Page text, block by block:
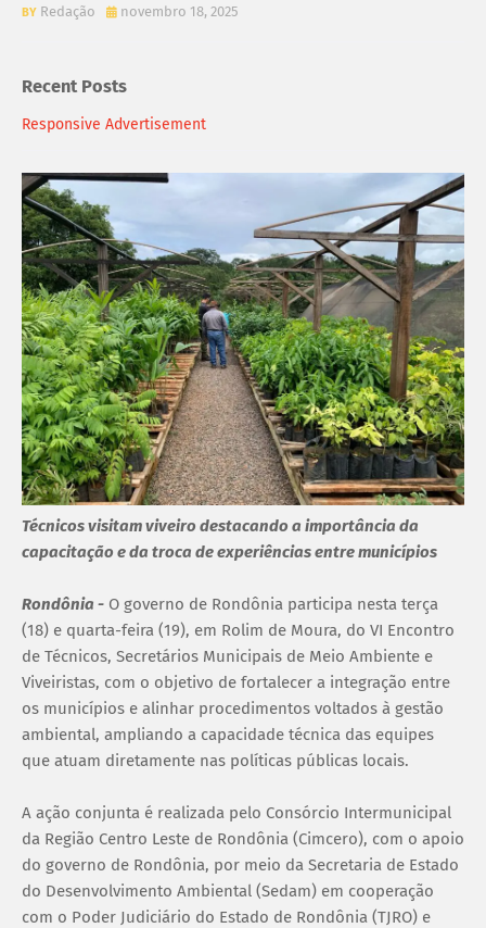
Redação novembro 18, 2025
Recent Posts
Responsive Advertisement
Técnicos visitam viveiro destacando a importância da
capacitação e da troca de experiências entre municípios
Rondônia - O governo de Rondônia participa nesta terça
(18) e quarta-feira (19), em Rolim de Moura, do VI Encontro
de Técnicos, Secretários Municipais de Meio Ambiente e
Viveiristas, com o objetivo de fortalecer a integração entre
os municípios e alinhar procedimentos voltados à gestão
ambiental, ampliando a capacidade técnica das equipes
que atuam diretamente nas políticas públicas locais.
A ação conjunta é realizada pelo Consórcio Intermunicipal
da Região Centro Leste de Rondônia (Cimcero), com o apoio
do governo de Rondônia, por meio da Secretaria de Estado
do Desenvolvimento Ambiental (Sedam) em cooperação
com o Poder Judiciário do Estado de Rondônia (TJRO) e